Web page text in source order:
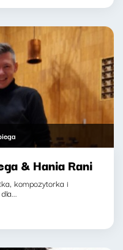
& Hania Rani
kompozytorka i